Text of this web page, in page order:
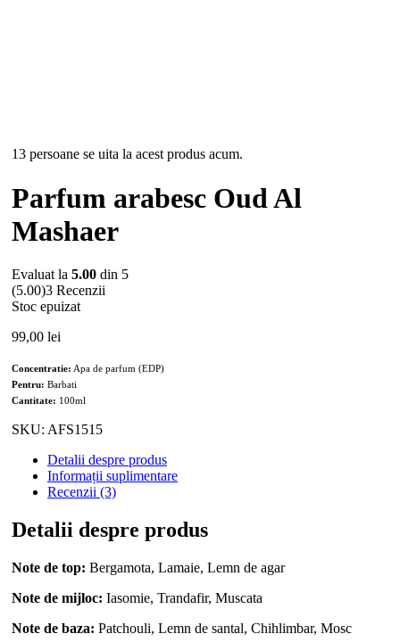
13 persoane se uita la acest produs acum.
Parfum arabesc Oud Al
Mashaer
Evaluat la 5.00 din 5
(5.00)3 Recenzii
Stoc epuizat
99,00 lei
Concentratie: Apa de parfum (EDP)
Pentru: Barbati
Cantitate: 100ml
SKU: AFS1515
Detalii despre produs
Informații suplimentare
Recenzii (3)
Detalii despre produs
Note de top: Bergamota, Lamaie, Lemn de agar
Note de mijloc: Iasomie, Trandafir, Muscata
Note de baza: Patchouli, Lemn de santal, Chihlimbar, Mosc